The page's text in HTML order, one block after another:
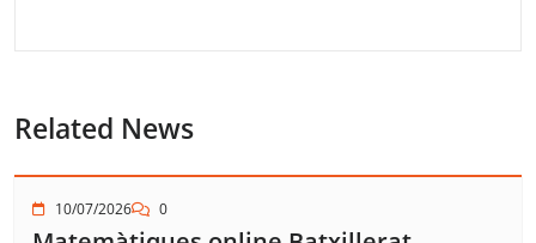
Related News
10/07/2026 0